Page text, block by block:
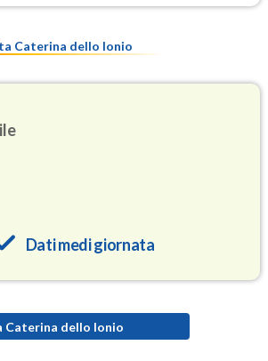
Caterina dello Ionio
Dati medi giornata
Caterina dello Ionio